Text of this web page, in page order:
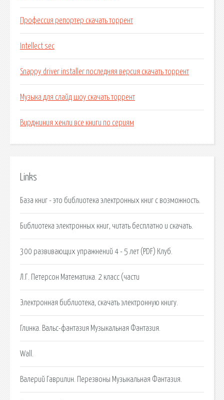
Профессия репортер скачать торрент
Intellect sec
Snappy driver installer последняя версия скачать торрент
Музыка для слайд шоу скачать торрент
Вирджиния хенли все книги по сериям
Links
База книг - это библиотека электронных книг с возможность.
Библиотека электронных книг, читать бесплатно и скачать.
300 развивающих упражнений 4 - 5 лет (PDF) Клуб.
Л.Г. Петерсон Математика. 2 класс (части
Электронная библиотека, скачать электронную книгу.
Глинка. Вальс-фантазия Музыкальная Фантазия.
Wall.
Валерий Гаврилин. Перезвоны Музыкальная Фантазия.